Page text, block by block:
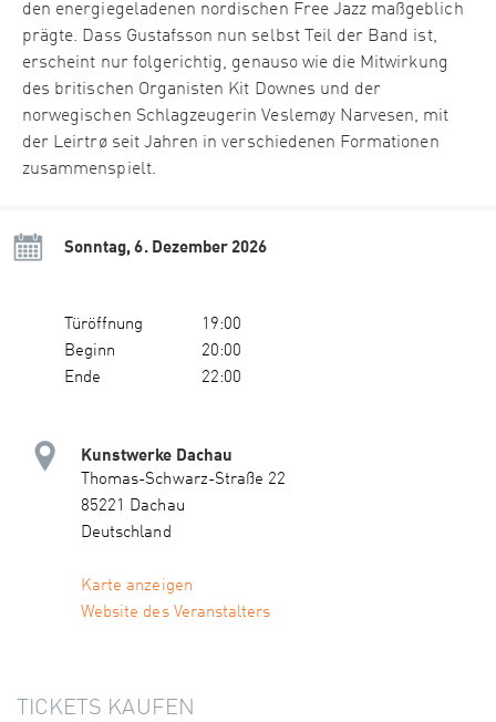
den energiegeladenen nordischen Free Jazz maßgeblich
prägte. Dass Gustafsson nun selbst Teil der Band ist,
erscheint nur folgerichtig, genauso wie die Mitwirkung
des britischen Organisten Kit Downes und der
norwegischen Schlagzeugerin Veslemøy Narvesen, mit
der Leirtrø seit Jahren in verschiedenen Formationen
zusammenspielt.
Sonntag, 6. Dezember 2026
Türöffnung
19:00
Beginn
20:00
Ende
22:00
Kunstwerke Dachau
Thomas-Schwarz-Straße 22
85221 Dachau
Deutschland
Karte anzeigen
Website des Veranstalters
TICKETS KAUFEN